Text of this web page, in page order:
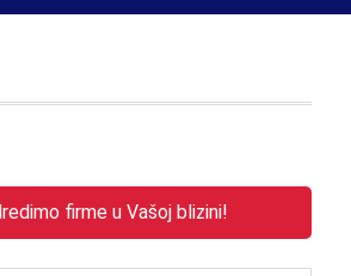
firme u Vašoj blizini!